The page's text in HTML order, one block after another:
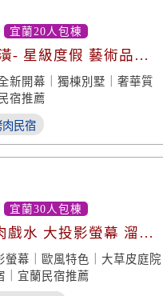
宜蘭20人包棟
- 星級度假 藝術品
新開幕｜獨棟別墅｜奢華質
宿推薦
肉民宿
宜蘭30人包棟
戲水 大投影螢幕 溜滑
幕｜歐風特色｜大草皮庭院
｜宜蘭民宿推薦